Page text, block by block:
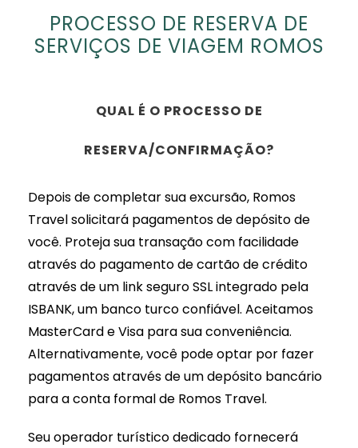
PROCESSO DE RESERVA DE
SERVIÇOS DE VIAGEM ROMOS
QUAL É O PROCESSO DE
RESERVA/CONFIRMAÇÃO?
Depois de completar sua excursão, Romos
Travel solicitará pagamentos de depósito de
você. Proteja sua transação com facilidade
através do pagamento de cartão de crédito
através de um link seguro SSL integrado pela
ISBANK, um banco turco confiável. Aceitamos
MasterCard e Visa para sua conveniência.
Alternativamente, você pode optar por fazer
pagamentos através de um depósito bancário
para a conta formal de Romos Travel.
Seu operador turístico dedicado fornecerá